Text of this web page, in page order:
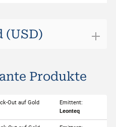
(USD)
XC0009655157
Gold (USD)
Produkte
Out auf Gold
Emittent:
Leonteq